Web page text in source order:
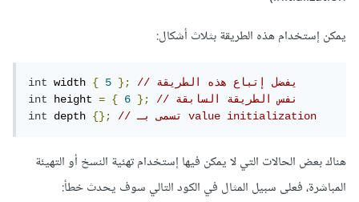
يمكن إستخدام هذه الطريقة بثلاث أشكال:
int width { 5 };
// يفضل إتباع هذه الطريقة
int
height = { 6 };
// نفس الطريقة السابقة
int
depth {}; // تسمى بـ value initialization
هناك بعض الحالات التي لا يمكن فيها إستخدام تهئية النسخ أو التهيئة
المباشرة، فعلى سبيل المثال في الكود التالي سوف يحدث خطأ: